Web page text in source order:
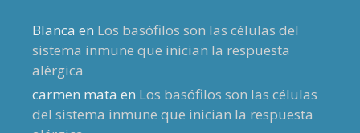
Blanca en Los basófilos son las células del
sistema inmune que inician la respuesta
alérgica
carmen mata en Los basófilos son las células
del sistema inmune que inician la respuesta